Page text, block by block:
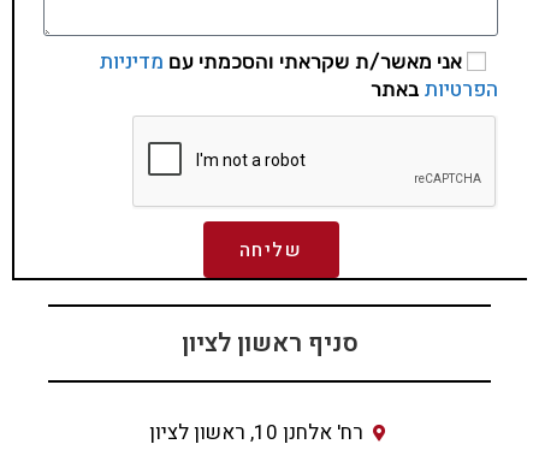
אני מאשר/ת שקראתי והסכמתי עם מדיניות
הפרטיות באתר
שליחה
סניף ראשון לציון
רח' אלחנן 10, ראשון לציון